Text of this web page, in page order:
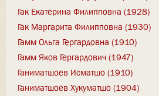
Гак Екатерина Филипповна (1928)
Гак Маргарита Филипповна (1930)
Гамм Ольга Гергардовна (1910)
Гамм Яков Гергардович (1947)
Ганиматшоев Исматшо (1910)
Ганиматшоев Хукуматшо (1904)